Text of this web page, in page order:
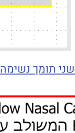
תומך נשימה